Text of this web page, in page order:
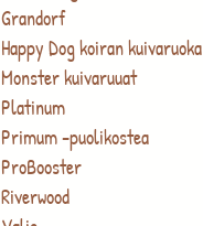
Grandorf
Happy Dog koiran kuivaruoka
Monster kuivaruuat
Platinum
Primum -puolikostea
ProBooster
Riverwood